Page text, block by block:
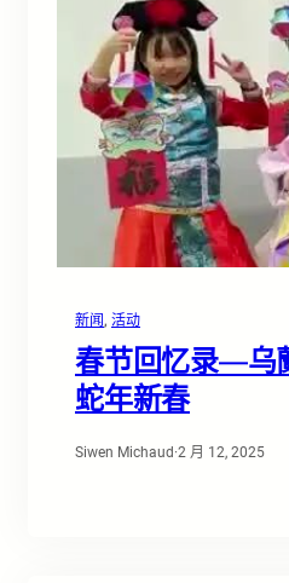
新闻, 活动
春节回忆录—乌
蛇年新春
Siwen Michaud ·2 月 12, 2025